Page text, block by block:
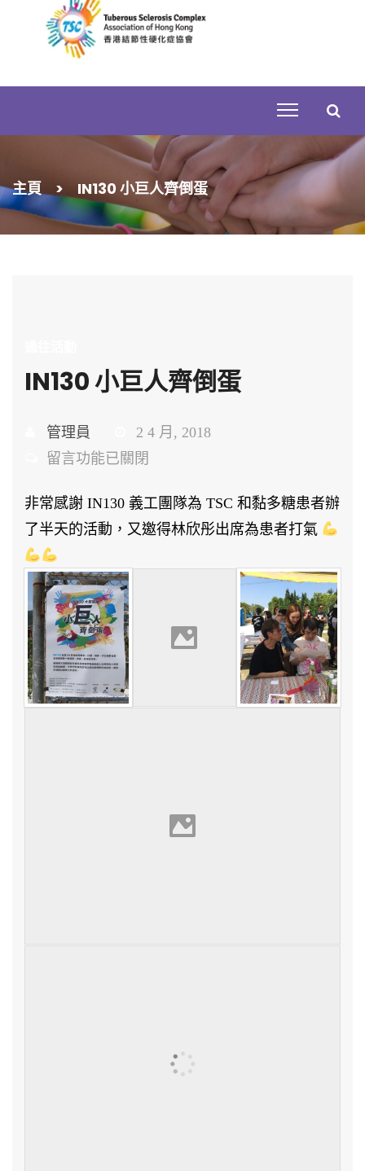
搜
尋
關
主頁 > IN130 小巨人齊倒蛋
IN130 小巨人齊倒蛋
管理員
2 4 月, 2018
在
小
巨
人
齊
倒
蛋〉
中
留言功能已關閉
非常感謝 IN130 義工團隊為 TSC 和黏多糖患者辦
了半天的活動，又邀得林欣彤出席為患者打氣